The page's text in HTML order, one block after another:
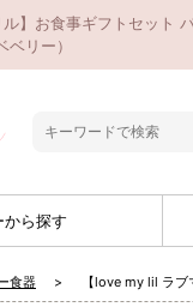
】お食事ギフトセット
リー）
から探す
食器 【love my lil ラ